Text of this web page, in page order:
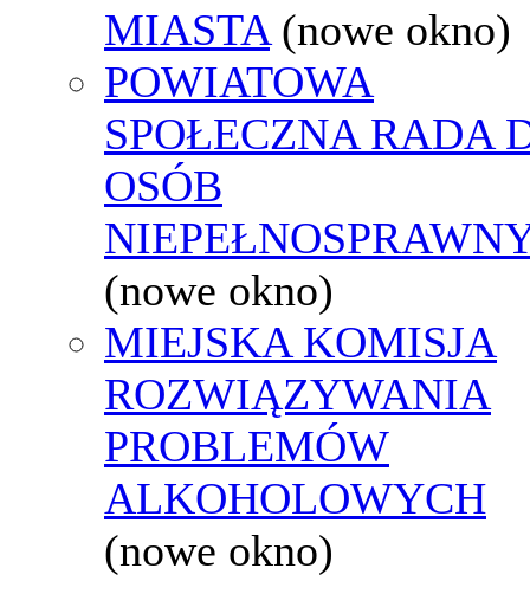
MIASTA (nowe okno)
POWIATOWA
SPOŁECZNA RADA
OSÓB
(nowe okno)
MIEJSKA KOMISJA
ROZWIĄZYWANIA
PROBLEMÓW
ALKOHOLOWYCH
(nowe okno)